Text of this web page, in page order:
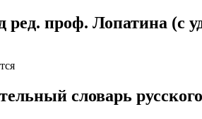
на следующих позициях:
консультант, курьер,
Газпром, Альфа-Банк, Промсвязьбанк,
Мегафон, Связной, СДЭК, ПЭК и т.д.
проф. Лопатина (c
словарь